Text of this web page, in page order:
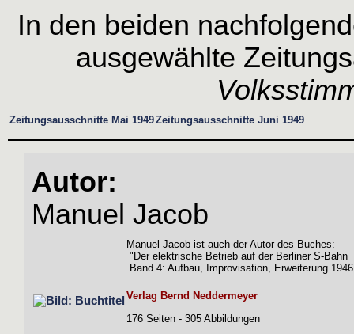
In den beiden
ausgewählte
Zeitungsausschnitte Mai 1949Zeitungsausschnitte Juni 1949
Autor:
Manuel Jacob
Manuel Jacob ist auch der Autor des Buches:
"Der elektrische Betrieb auf der Berliner S-Bahn
Band 4: Aufbau, Improvisation, Erweiterung
Verlag Bernd Neddermeyer
176 Seiten - 305 Abbildungen